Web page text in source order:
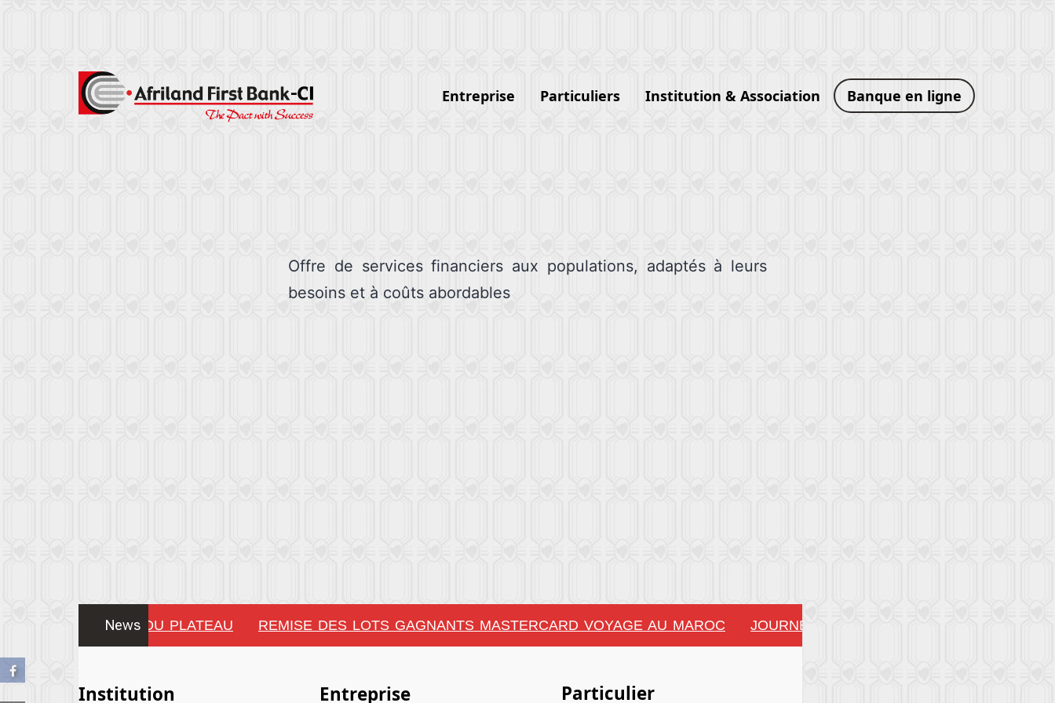
Entreprise Particuliers Institution & Association Banque en ligne
Offre de services financiers aux populations, adaptés à leurs
besoins et à coûts abordables
News
MUNICIPAL DU PLATEAU!!!!!!!! REMISE DES LOTS GAGNANTS MASTERCARD VOYAGE AU MAROC!!!!!!!! JOURNÉES NATIONALES DU
Institution Entreprise Particulier